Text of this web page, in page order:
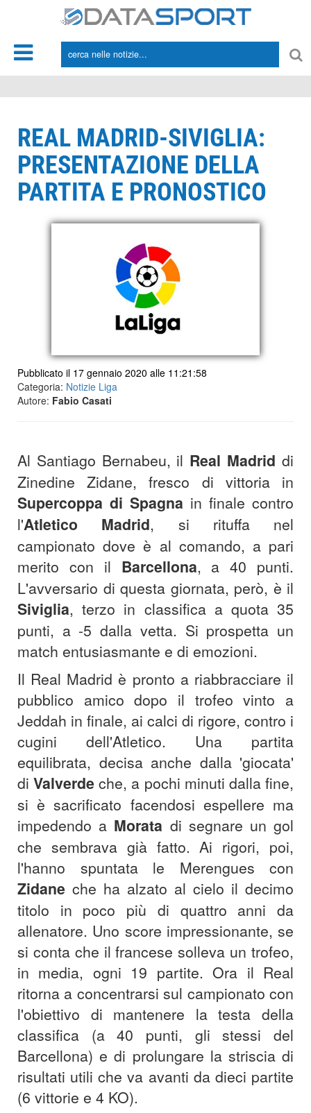
REAL MADRID-SIVIGLIA:
PRESENTAZIONE DELLA
PARTITA E PRONOSTICO
Pubblicato il 17 gennaio 2020 alle 11:21:58
Categoria: Notizie Liga
Autore: Fabio Casati
Al Santiago Bernabeu, il Real Madrid di
Zinedine Zidane, fresco di vittoria in
Supercoppa di Spagna in finale contro
l'Atletico Madrid, si rituffa nel
campionato dove è al comando, a pari
merito con il Barcellona, a 40 punti.
L'avversario di questa giornata, però, è il
Siviglia, terzo in classifica a quota 35
punti, a -5 dalla vetta. Si prospetta un
match entusiasmante e di emozioni.
Il Real Madrid è pronto a riabbracciare il
pubblico amico dopo il trofeo vinto a
Jeddah in finale, ai calci di rigore, contro i
cugini dell'Atletico. Una partita
equilibrata, decisa anche dalla 'giocata'
diValverde che, a pochi minuti dalla fine,
si è sacrificato facendosi espellere ma
impedendo a Morata di segnare un gol
che sembrava già fatto. Ai rigori, poi,
l'hanno spuntata le Merengues con
Zidane che ha alzato al cielo il decimo
titolo in poco più di quattro anni da
allenatore. Uno score impressionante, se
si conta che il francese solleva un trofeo,
in media, ogni 19 partite. Ora il Real
ritorna a concentrarsi sul campionato con
l'obiettivo di mantenere la testa della
classifica (a 40 punti, gli stessi del
Barcellona) e di prolungare la striscia di
risultati utili che va avanti da dieci partite
(6 vittorie e 4 KO).